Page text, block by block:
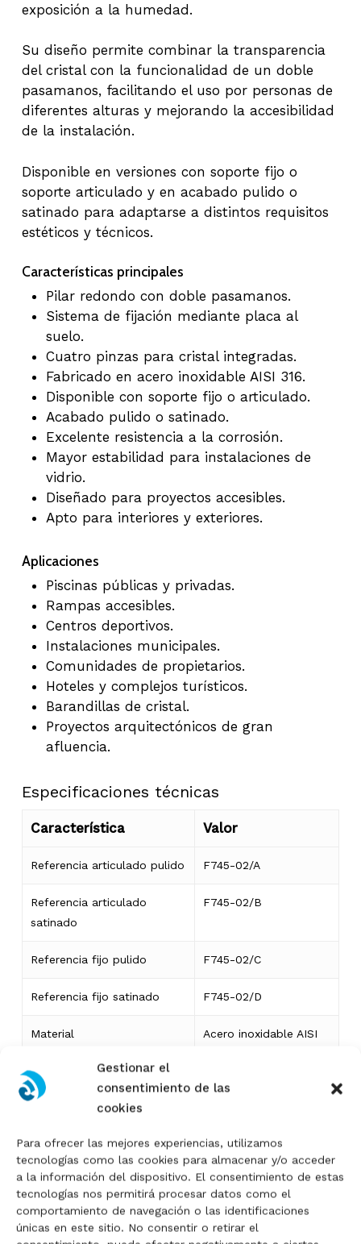
Gestionar el
consentimiento de las
cookies
Para ofrecer las mejores experiencias, utilizamos
tecnologías como las cookies para almacenar y/o acceder
a la información del dispositivo. El consentimiento de estas
tecnologías nos permitirá procesar datos como el
comportamiento de navegación o las identificaciones
únicas en este sitio. No consentir o retirar el
No hay productos en el
carrito.
exposición a la humedad.
Su diseño permite combinar la transparencia
del cristal con la funcionalidad de un doble
pasamanos, facilitando el uso por personas de
diferentes alturas y mejorando la accesibilidad
de la instalación.
Disponible en versiones con soporte fijo o
soporte articulado y en acabado pulido o
satinado para adaptarse a distintos requisitos
estéticos y técnicos.
Características principales
Pilar redondo con doble pasamanos.
Sistema de fijación mediante placa al
suelo.
Cuatro pinzas para cristal integradas.
Fabricado en acero inoxidable AISI 316.
Disponible con soporte fijo o articulado.
Acabado pulido o satinado.
Excelente resistencia a la corrosión.
Mayor estabilidad para instalaciones de
vidrio.
Diseñado para proyectos accesibles.
Apto para interiores y exteriores.
Aplicaciones
Piscinas públicas y privadas.
Rampas accesibles.
Centros deportivos.
Instalaciones municipales.
Comunidades de propietarios.
Hoteles y complejos turísticos.
Barandillas de cristal.
Proyectos arquitectónicos de gran
afluencia.
Especificaciones técnicas
Característica Valor
Referencia articulado pulido F745-02/A
Referencia articulado
satinado
F745-02/B
Referencia fijo pulido F745-02/C
Referencia fijo satinado F745-02/D
Material
Acero inoxidable AISI
Diámetro del tubo Ø 43 x 1,5 mm
Altura útil doble pasamanos 650 mm / 560 mm
Espesor de vidrio 12 mm
Número de pinzas 4